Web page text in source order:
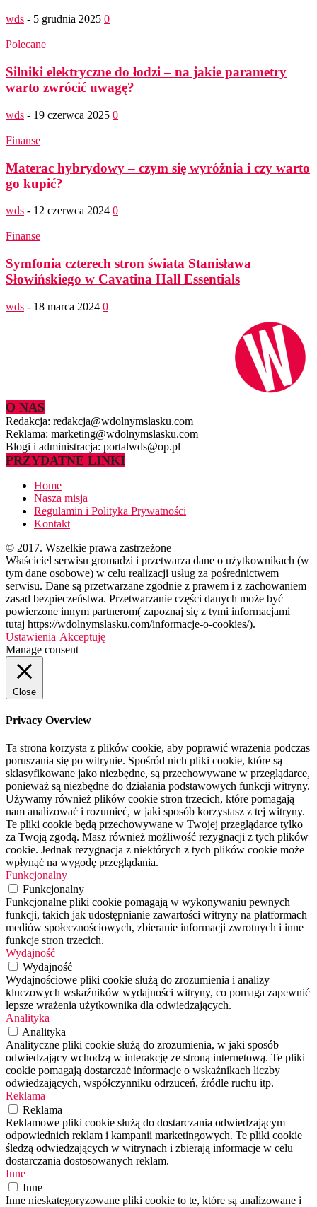
wds - 5 grudnia 2025 0
Polecane
Silniki elektryczne do łodzi – na jakie parametry
warto zwrócić uwagę?
wds - 19 czerwca 2025 0
Finanse
Materac hybrydowy – czym się wyróżnia i czy warto
go kupić?
wds - 12 czerwca 2024 0
Finanse
Symfonia czterech stron świata Stanisława
Słowińskiego w Cavatina Hall Essentials
wds - 18 marca 2024 0
O NAS
Redakcja: redakcja@wdolnymslasku.com
Reklama: marketing@wdolnymslasku.com
Blogi i administracja: portalwds@op.pl
PRZYDATNE LINKI
Home
Nasza misja
Regulamin i Polityka Prywatności
Kontakt
© 2017. Wszelkie prawa zastrzeżone
Właściciel serwisu gromadzi i przetwarza dane o użytkownikach (w
tym dane osobowe) w celu realizacji usług za pośrednictwem
serwisu. Dane są przetwarzane zgodnie z prawem i z zachowaniem
zasad bezpieczeństwa. Przetwarzanie części danych może być
powierzone innym partnerom( zapoznaj się z tymi informacjami
tutaj https://wdolnymslasku.com/informacje-o-cookies/).
Ustawienia Akceptuję
Manage consent
Close
Privacy Overview
Ta strona korzysta z plików cookie, aby poprawić wrażenia podczas
poruszania się po witrynie. Spośród nich pliki cookie, które są
sklasyfikowane jako niezbędne, są przechowywane w przeglądarce,
ponieważ są niezbędne do działania podstawowych funkcji witryny.
Używamy również plików cookie stron trzecich, które pomagają
nam analizować i rozumieć, w jaki sposób korzystasz z tej witryny.
Te pliki cookie będą przechowywane w Twojej przeglądarce tylko
za Twoją zgodą. Masz również możliwość rezygnacji z tych plików
cookie. Jednak rezygnacja z niektórych z tych plików cookie może
wpłynąć na wygodę przeglądania.
Funkcjonalny
Funkcjonalny
Funkcjonalne pliki cookie pomagają w wykonywaniu pewnych
funkcji, takich jak udostępnianie zawartości witryny na platformach
mediów społecznościowych, zbieranie informacji zwrotnych i inne
funkcje stron trzecich.
Wydajność
Wydajność
Wydajnościowe pliki cookie służą do zrozumienia i analizy
kluczowych wskaźników wydajności witryny, co pomaga zapewnić
lepsze wrażenia użytkownika dla odwiedzających.
Analityka
Analityka
Analityczne pliki cookie służą do zrozumienia, w jaki sposób
odwiedzający wchodzą w interakcję ze stroną internetową. Te pliki
cookie pomagają dostarczać informacje o wskaźnikach liczby
odwiedzających, współczynniku odrzuceń, źródle ruchu itp.
Reklama
Reklama
Reklamowe pliki cookie służą do dostarczania odwiedzającym
odpowiednich reklam i kampanii marketingowych. Te pliki cookie
śledzą odwiedzających w witrynach i zbierają informacje w celu
dostarczania dostosowanych reklam.
Inne
Inne
Inne nieskategoryzowane pliki cookie to te, które są analizowane i